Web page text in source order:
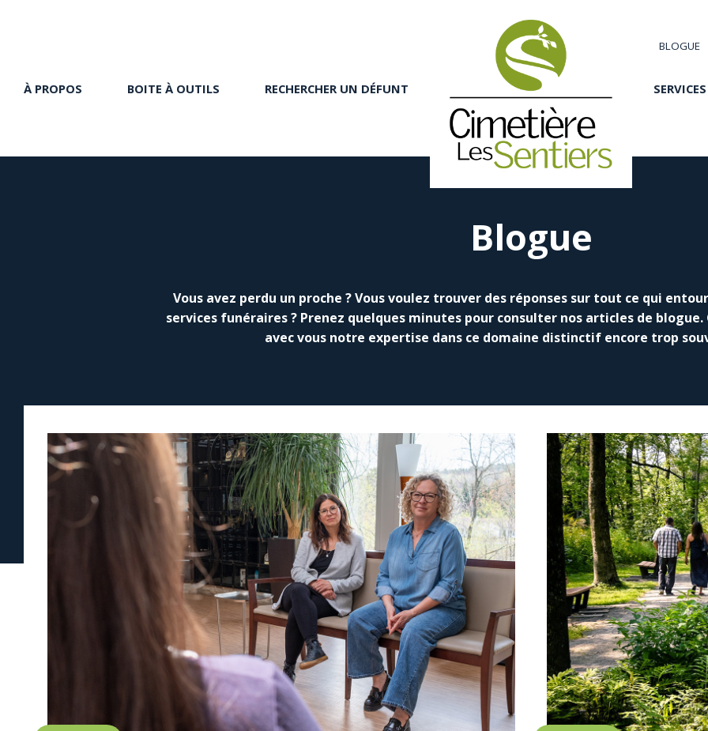
BLOGUE
À PROPOS BOITE À OUTILS RECHERCHER UN DÉFUNT
Blogue
Vous avez perdu un proche ? Vous voulez trouver des réponses sur tout ce qui
services funéraires ? Prenez quelques minutes pour consulter nos articles de
avec vous notre expertise dans ce domaine distinctif encore trop